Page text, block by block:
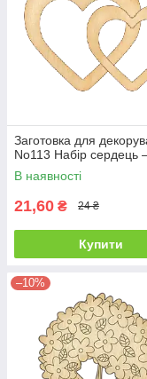
Заготовка для
No113 Набір сердець
В наявності
21,60 ₴ 24 ₴
Купити
–10%